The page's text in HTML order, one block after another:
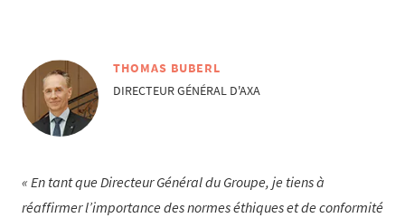
THOMAS BUBERL
DIRECTEUR GÉNÉRAL D'AXA
En tant que Directeur Général du Groupe, je tiens à
réaffirmer l’importance des normes éthiques et de conformité